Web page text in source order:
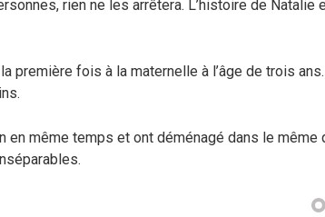
rien ne les arrêtera. L’histoire de Natalie
première fois à la maternelle à l’âge de trois
en même temps et ont déménagé dans le même